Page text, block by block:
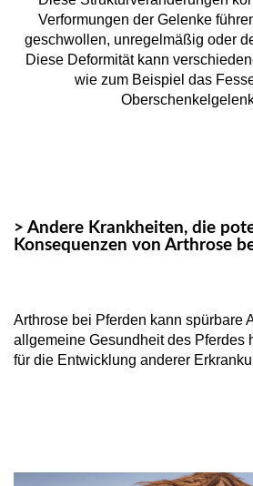
Verformungen der Gelenke
geschwollen, unregelmäßig oder
Diese Deformität kann
wie zum Beispiel das
> Andere Krankheiten, die
Konsequenzen von Arthrose
Arthrose bei Pferden kann spürbare
allgemeine Gesundheit des Pferdes
für die Entwicklung anderer